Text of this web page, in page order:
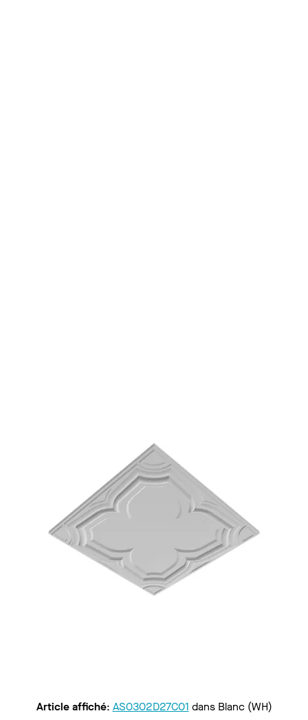
Article affiché: AS0302D27C01 dans Blanc (WH)